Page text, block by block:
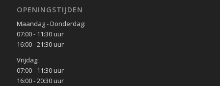
OPENINGSTIJDEN
Maandag - Donderdag:
07:00 - 11:30 uur
16:00 - 21:30 uur
Vrijdag:
07:00 - 11:30 uur
16:00 - 20:30 uur